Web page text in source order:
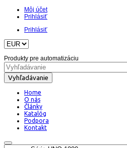
Môj účet
Prihlásiť
Prihlásiť
Produkty pre automatizáciu
Vyhľadávanie
Home
O nás
Články
Katalóg
Podpora
Kontakt